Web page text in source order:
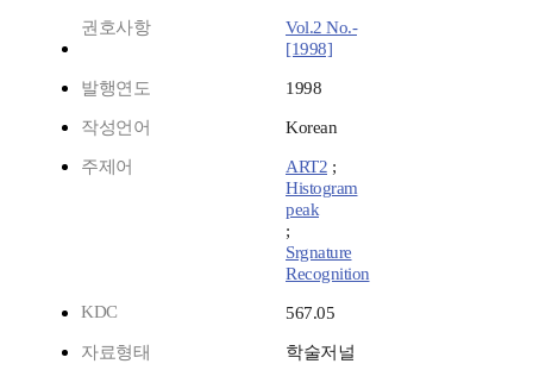
권호사항
Vol.2 No.-
[1998]
발행연도 1998
작성언어 Korean
주제어 ART2 ;
Histogram
peak
;
Srgnature
Recognition
KDC
567.05
자료형태 학술저널